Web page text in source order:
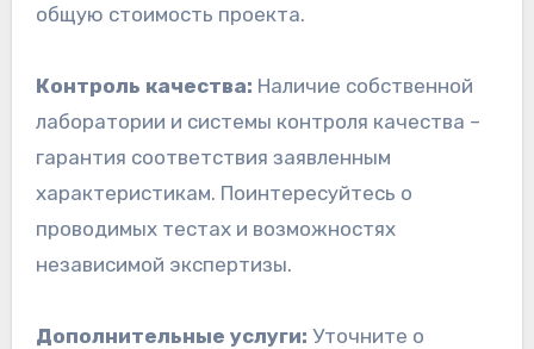
общую стоимость проекта.
Контроль качества: Наличие собственной
лаборатории и системы контроля качества –
гарантия соответствия заявленным
характеристикам. Поинтересуйтесь о
проводимых тестах и возможностях
независимой экспертизы.
Дополнительные услуги: Уточните о